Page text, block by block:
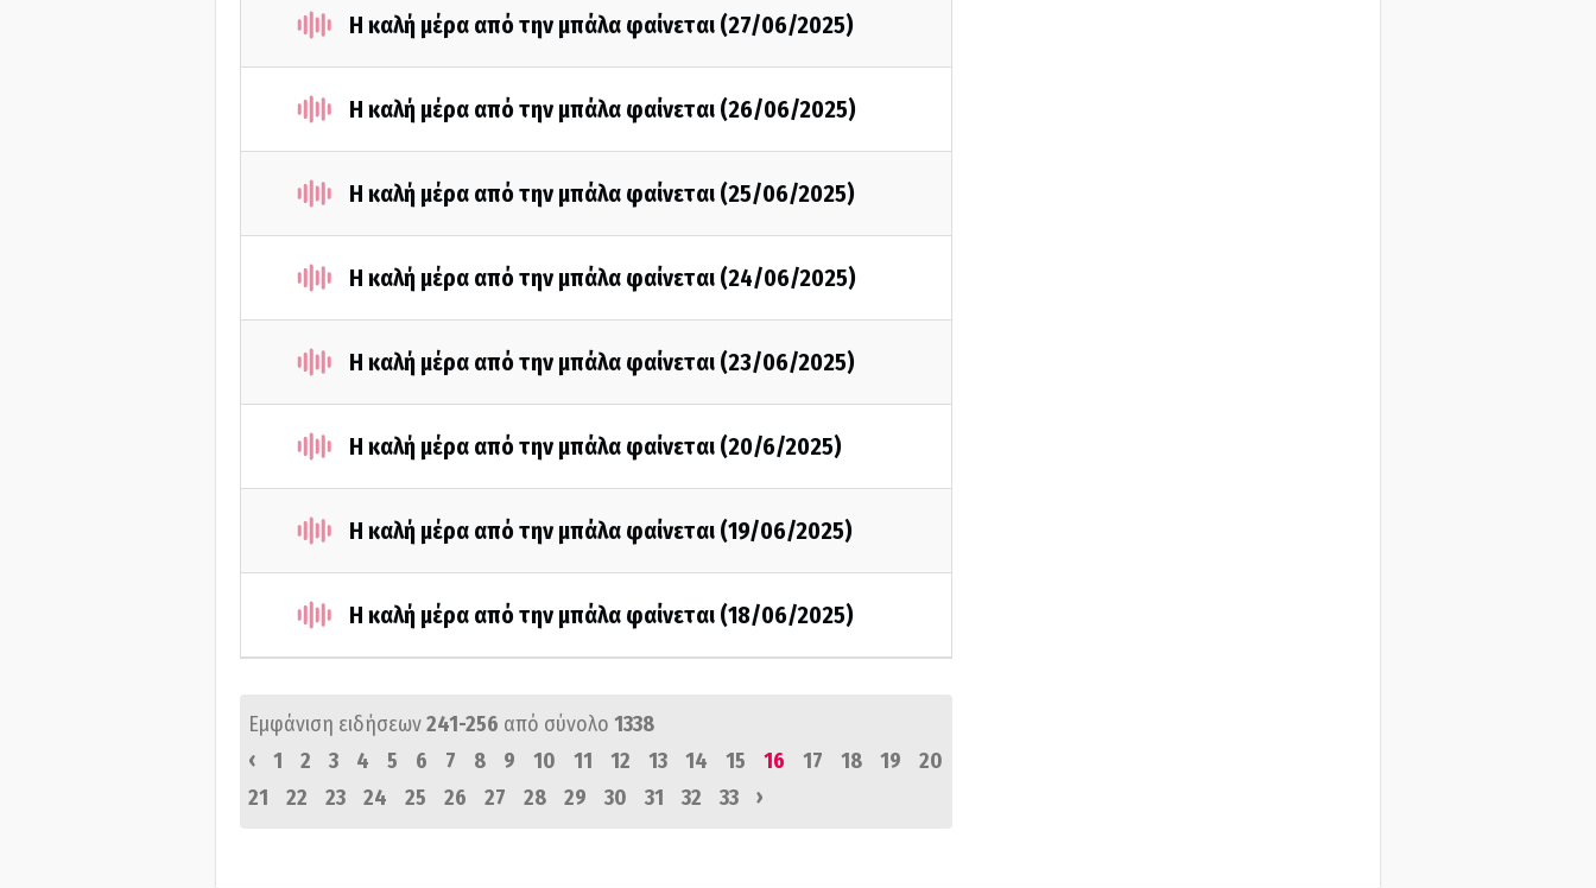
Η καλή μέρα από την μπάλα φαίνεται (27/06/2025)
Η καλή μέρα από την μπάλα φαίνεται (26/06/2025)
Η καλή μέρα από την μπάλα φαίνεται (25/06/2025)
Η καλή μέρα από την μπάλα φαίνεται (24/06/2025)
Η καλή μέρα από την μπάλα φαίνεται (23/06/2025)
Η καλή μέρα από την μπάλα φαίνεται (20/6/2025)
Η καλή μέρα από την μπάλα φαίνεται (19/06/2025)
Η καλή μέρα από την μπάλα φαίνεται (18/06/2025)
Εμφάνιση ειδήσεων241-256 από σύνολο 1338
‹
1 2 3 4 5 6 7 8 9 10 11 12 13 14 15 16 17 18 19
20
21
22 23 24 25 26 27 28 29 30 31 32 33 ›